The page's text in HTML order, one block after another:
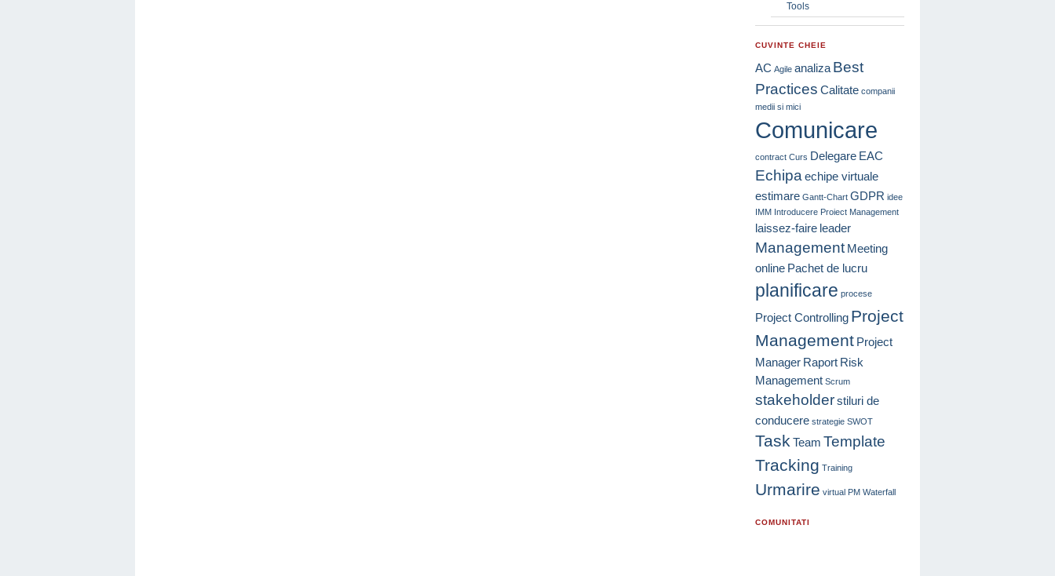
Tools
CUVINTE CHEIE
AC Agile analiza Best
Practices Calitate companii
medii si mici
Comunicare
contract Curs Delegare EAC
Echipa echipe virtuale
estimare Gantt-Chart GDPR idee
IMM Introducere Proiect Management
laissez-faire leader
Management Meeting
online Pachet de lucru
planificare procese
Project Controlling Project
Management Project
Manager Raport Risk
Management Scrum
stakeholderstiluri de
conducere strategie SWOT
TaskTeam Template
Tracking Training
Urmarire virtual PM Waterfall
COMUNITATI